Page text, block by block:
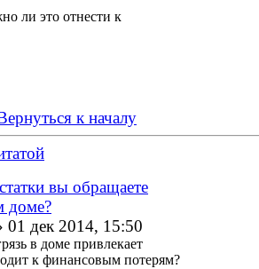
ли это отнести к
к началу
вы обращаете
доме?
01 дек 2014, 15:50
в доме привлекает
к финансовым потерям?